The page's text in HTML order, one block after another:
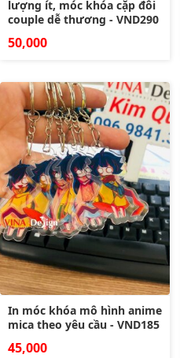
lượng ít, móc khóa cặp đôi
couple dễ thương - VND290
50,000
In móc khóa mô hình anime
mica theo yêu cầu - VND185
45,000